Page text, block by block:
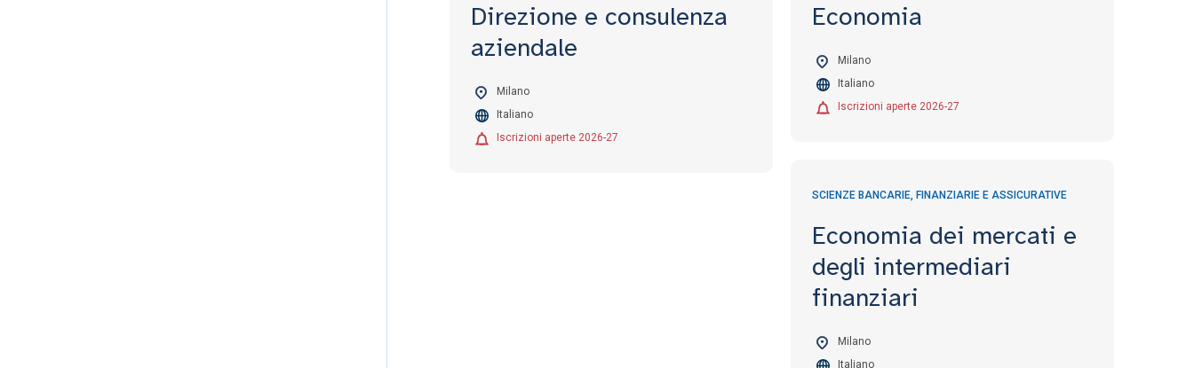
Direzione e consulenza
aziendale
Milano
Italiano
Iscrizioni aperte 2026-27
Economia
Milano
Italiano
Iscrizioni aperte 2026-27
SCIENZE BANCARIE, FINANZIARIE E ASSICURATIVE
Economia dei mercati e
degli intermediari
finanziari
Milano
Italiano